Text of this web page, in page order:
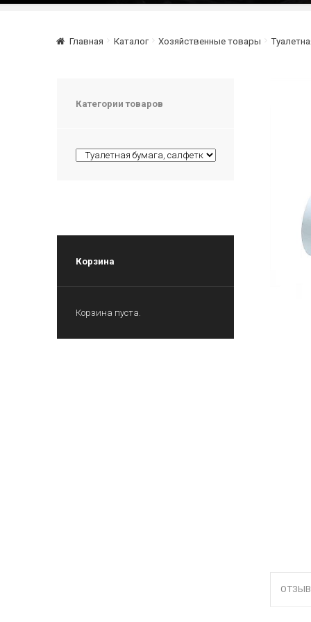
Главная Каталог Хозяйственные товары
Категории товаров
Корзина
Корзина пуста.